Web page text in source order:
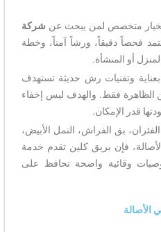
متخصص لمن يبحث عن شركة
فحصاً دقيقاً، ورشاً آمناً، وخطة
أو المنشأة.
وتقنيات رش حديثة تستهدف
الظاهرة فقط. والهدف ليس إخفاء
قدر الإمكان.
بق الفراش، النمل الأبيض،
فإن بريق كلين تقدم خدمة
وقائية واضحة تحافظ على